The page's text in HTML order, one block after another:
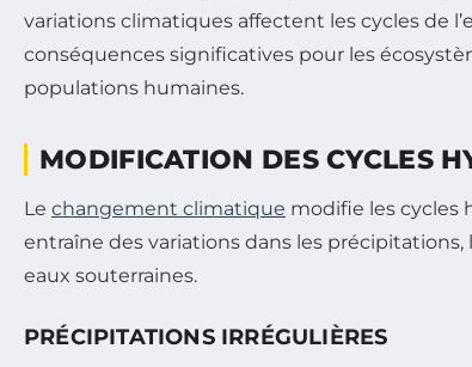
variations climatiques affectent les cycles de
conséquences significatives pour les
populations humaines.
MODIFICATION DES CYCLES
Le changement climatique modifie les cycles
entraîne des variations dans les précipitations,
eaux souterraines.
PRÉCIPITATIONS IRRÉGULIÈRES